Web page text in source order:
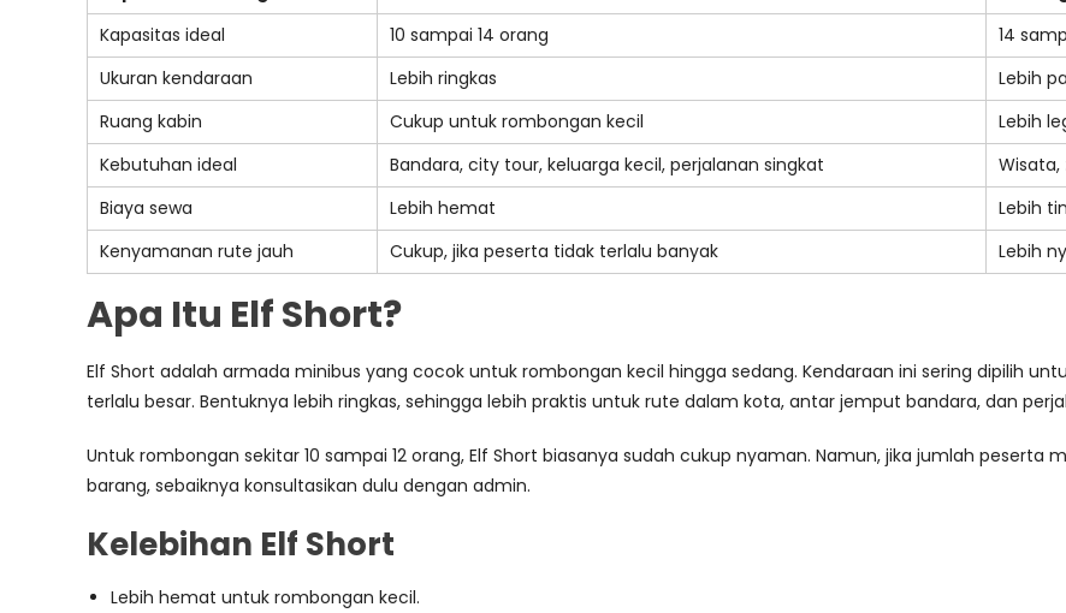
Kapasitas ideal
10 sampai 14 orang
14
Ukuran kendaraan
Lebih ringkas
Lebih
Ruang kabin
Cukup untuk rombongan kecil
Lebih
Kebutuhan ideal
Bandara, city tour, keluarga kecil, perjalanan singkat
Biaya sewa
Lebih hemat
Lebih
Kenyamanan rute jauh
Cukup, jika peserta tidak terlalu banyak Lebih
Apa Itu Elf Short?
Elf Short adalah armada minibus yang cocok untuk rombongan kecil hingga sedang. Kendaraan ini sering dipilih
terlalu besar. Bentuknya lebih ringkas, sehingga lebih praktis untuk rute dalam kota, antar jemput bandara, dan
Untuk rombongan sekitar 10 sampai 12 orang, Elf Short biasanya sudah cukup nyaman. Namun, jika jumlah
barang, sebaiknya konsultasikan dulu dengan admin.
Kelebihan Elf Short
Lebih hemat untuk rombongan kecil.